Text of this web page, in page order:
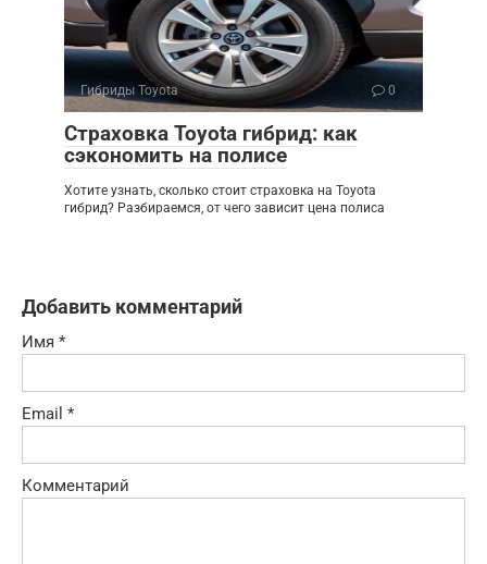
Гибриды Toyota 0
Страховка Toyota гибрид: как
сэкономить на полисе
Хотите узнать, сколько стоит страховка на Toyota
гибрид? Разбираемся, от чего зависит цена полиса
Добавить комментарий
Имя *
Email *
Комментарий